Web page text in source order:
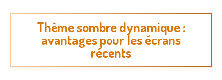
Thème sombre dynamique :
avantages pour les écrans
récents